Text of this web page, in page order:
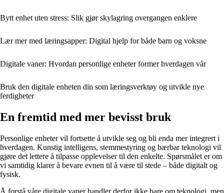
Bytt enhet uten stress: Slik gjør skylagring overgangen enklere
Lær mer med læringsapper: Digital hjelp for både barn og voksne
Digitale vaner: Hvordan personlige enheter former hverdagen vår
Bruk den digitale enheten din som læringsverktøy og utvikle nye
ferdigheter
En fremtid med mer bevisst bruk
Personlige enheter vil fortsette å utvikle seg og bli enda mer integrert i
hverdagen. Kunstig intelligens, stemmestyring og bærbar teknologi vil
gjøre det lettere å tilpasse opplevelser til den enkelte. Spørsmålet er om
vi samtidig klarer å bevare evnen til å være til stede – både digitalt og
fysisk.
Å forstå våre digitale vaner handler derfor ikke bare om teknologi, men